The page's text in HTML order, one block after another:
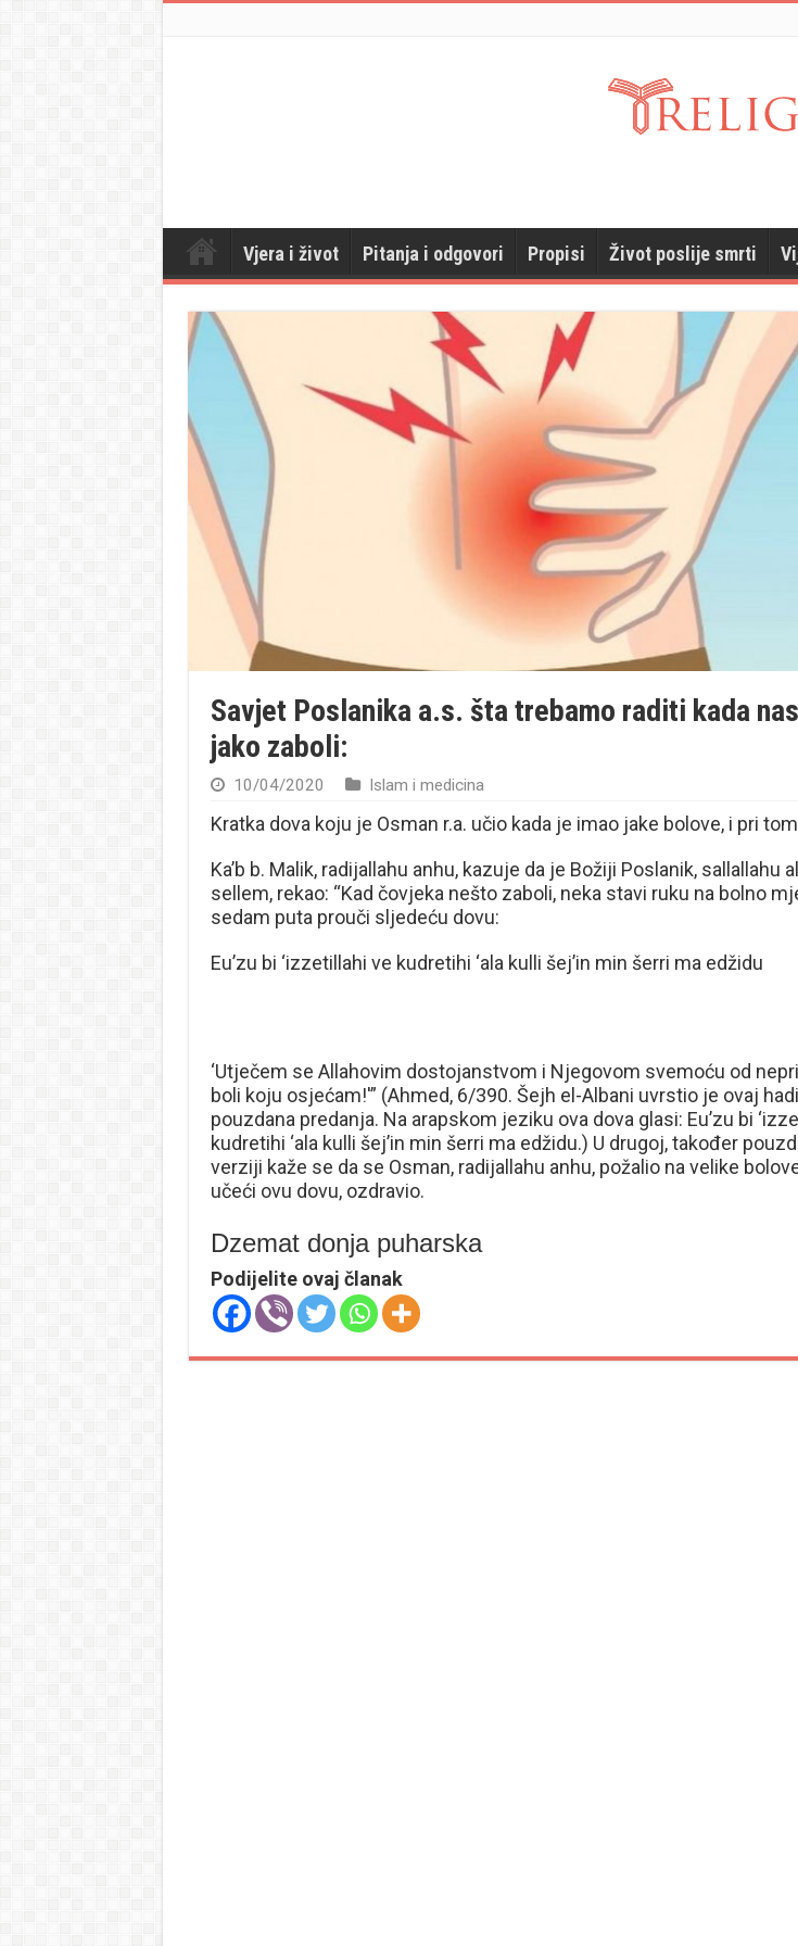
Vjera i život Pitanja i odgovori Propisi Život poslije smrti
Savjet Poslanika a.s. šta trebamo raditi kada
jako zaboli:
10/04/2020 Islam i medicina
Kratka dova koju je Osman r.a. učio kada je imao jake bolove, i pri
Ka’b b. Malik, radijallahu anhu, kazuje da je Božiji Poslanik, sallallahu
sellem, rekao: “Kad čovjeka nešto zaboli, neka stavi ruku na bolno
sedam puta prouči sljedeću dovu:
Eu’zu bi ‘izzetillahi ve kudretihi ‘ala kulli šej’in min šerri ma edžidu
‘Utječem se Allahovim dostojanstvom i Njegovom svemoću od
boli koju osjećam!'” (Ahmed, 6/390. Šejh el-Albani uvrstio je ovaj
pouzdana predanja. Na arapskom jeziku ova dova glasi: Eu’zu bi
kudretihi ‘ala kulli šej’in min šerri ma edžidu.) U drugoj, također
verziji kaže se da se Osman, radijallahu anhu, požalio na velike
učeći ovu dovu, ozdravio.
Dzemat donja puharska
Podijelite ovaj članak